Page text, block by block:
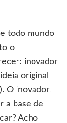
todo mundo
o
inovador
original
O inovador,
a base de
Acho